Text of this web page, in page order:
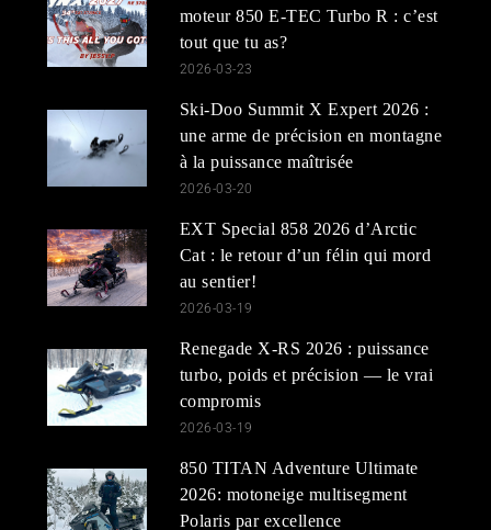
moteur 850 E-TEC Turbo R : c’est
tout que tu as?
2026-03-23
Ski-Doo Summit X Expert 2026 :
une arme de précision en montagne
à la puissance maîtrisée
2026-03-20
EXT Special 858 2026 d’Arctic
Cat : le retour d’un félin qui mord
au sentier!
2026-03-19
Renegade X-RS 2026 : puissance
turbo, poids et précision — le vrai
compromis
2026-03-19
850 TITAN Adventure Ultimate
2026: motoneige multisegment
Polaris par excellence